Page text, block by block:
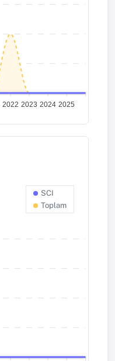
2022 2023 2024 2025
SCI
Toplam